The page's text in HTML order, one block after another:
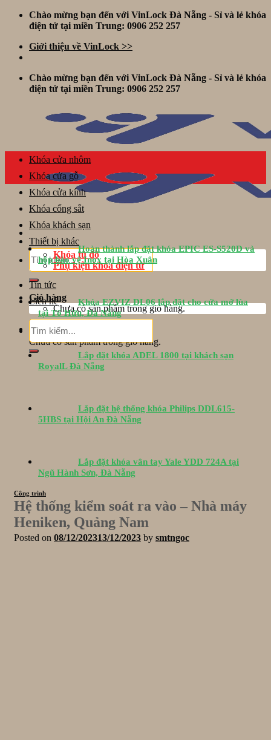
Skip
Chào mừng bạn đến với VinLock Đà Nẵng - Sỉ và lẻ khóa
điện tử tại miền Trung: 0906 252 257
Giới thiệu về VinLock >>
Chào mừng bạn đến với VinLock Đà Nẵng - Sỉ và lẻ khóa
điện tử tại miền Trung: 0906 252 257
Tìm
kiếm:
Giỏ hàng
Chưa có sản phẩm trong giỏ hàng.
Giỏ hàng
Chưa có sản phẩm trong giỏ hàng.
Khóa cửa nhôm
Khóa cửa gỗ
Khóa cửa kính
Khóa cổng sắt
Khóa khách sạn
Thiết bị khác
Khóa tủ đồ
Phụ kiện khóa điện tử
Tin tức
Liên hệ
Tìm
kiếm:
Hoàn thành lắp đặt khóa EPIC ES-S520D và
hộp bảo vệ Inox tại Hòa Xuân
Khóa EZVIZ DL06 lắp đặt cho cửa mở lùa
tại Tố Hữu, Đà Nẵng
Lắp đặt khóa ADEL 1800 tại khách sạn
RoyalL Đà Nẵng
Lắp đặt hệ thống khóa Philips DDL615-
5HBS tại Hội An Đà Nẵng
Lắp đặt khóa vân tay Yale YDD 724A tại
Ngũ Hành Sơn, Đà Nẵng
Công trình
Hệ thống kiểm soát ra vào – Nhà máy
Heniken, Quảng Nam
Posted on 08/12/202313/12/2023 by smtngoc